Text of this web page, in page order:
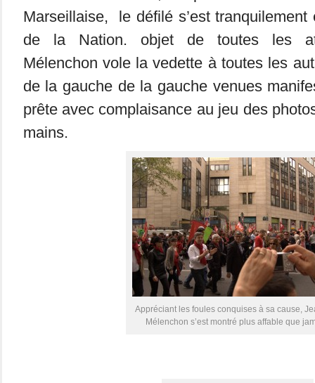
Marseillaise, le défilé s’est
de la Nation. objet de toutes les
Mélenchon vole la vedette à toutes les
de la gauche de la gauche venues
prête avec complaisance au jeu des
mains.
Appréciant les foules conquises à sa cause,
Mélenchon s’est montré plus affable que